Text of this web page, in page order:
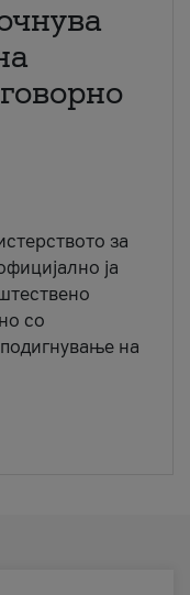
за
ја
со
на